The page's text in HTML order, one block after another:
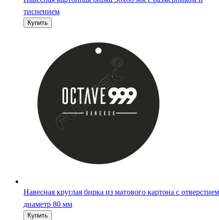
тиснением
Навесная круглая бирка из матового картона с отверстием
диаметр 80 мм